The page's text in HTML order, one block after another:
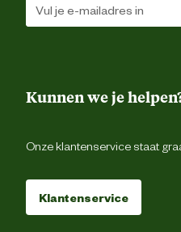
Kunnen we je
Onze klantenservice staat
Klantenservice